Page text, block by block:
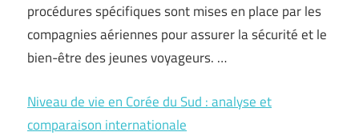
procédures spécifiques sont mises en place par les
compagnies aériennes pour assurer la sécurité et le
bien-être des jeunes voyageurs. …
Niveau de vie en Corée du Sud : analyse et
comparaison internationale